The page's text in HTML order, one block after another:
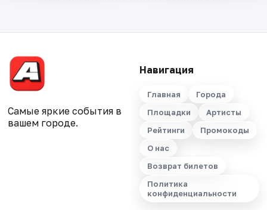
Самые яркие события в
вашем городе.
Навигация
Главная
Города
Площадки
Артисты
Рейтинги
Промокоды
О нас
Возврат билетов
Политика
конфиденциальности